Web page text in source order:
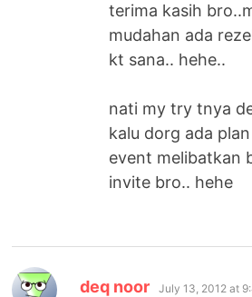
terima kasih
mudahan ada
kt sana.. hehe..
nati my try tnya
kalu dorg ada
event melibatkan
invite bro.. hehe
deq noor says:
July 13, 2012 at